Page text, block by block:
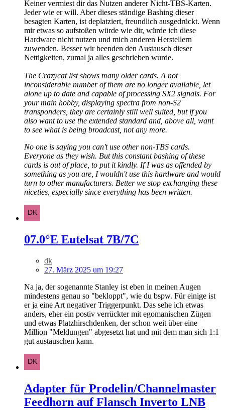
Keiner vermiest dir das Nutzen anderer Nicht-TBS-Karten.
Jeder wie er will. Aber dieses ständige Bashing dieser
besagten Karten, ist deplatziert, freundlich ausgedrückt. Wenn
mir etwas so aufstoßen würde wie dir, würde ich diese
Hardware nicht nutzen und mich anderen Herstellern
zuwenden. Besser wir beenden den Austausch dieser
Nettigkeiten, zumal ja alles geschrieben wurde.
The Crazycat list shows many older cards. A not
inconsiderable number of them are no longer available, let
alone up to date and capable of processing SX2 signals. For
your main hobby, displaying spectra from non-S2
transponders, they are certainly still well suited, but if you
also want to use the extended standard and, above all, want
to see what is being broadcast, not any more.
No one is saying you can't use other non-TBS cards.
Everyone as they wish. But this constant bashing of these
cards is out of place, to put it kindly. If I was as offended by
something as you are, I wouldn't use this hardware and would
turn to other manufacturers. Better we stop exchanging these
niceties, especially since everything has been written.
07.0°E Eutelsat 7B/7C
dk
27. März 2025 um 19:27
Na ja, der sogenannte Stanley ist eben in meinen Augen
mindestens genau so "bekloppt", wie du bspw. Für einige ist
er ja eine Art negativer Triggerpunkt. Das sehe ich etwas
anders, eher ein postiv verrückter mit egomanischen Zügen
und etwas Platzhirschdenken, der schon weit über eine
Million "Meldungen" abgesetzt hat und mit dem man sich 1:1
gut austauschen kann.
Adapter für Prodelin/Channelmaster
Feedhorn auf Flansch Inverto LNB